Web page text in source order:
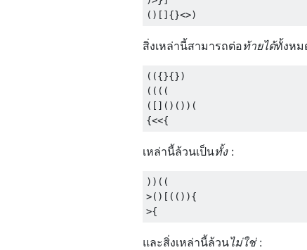
สิ่งเหล่านี้สามารถต่อท้ายได้ทั้งหม
(({}{})
((((
([]()())(
เหล่านี้ล้วนเป็นทั้ง:
))((
>()[(()){
และสิ่งเหล่านี้ล้วนไม่ใช่: